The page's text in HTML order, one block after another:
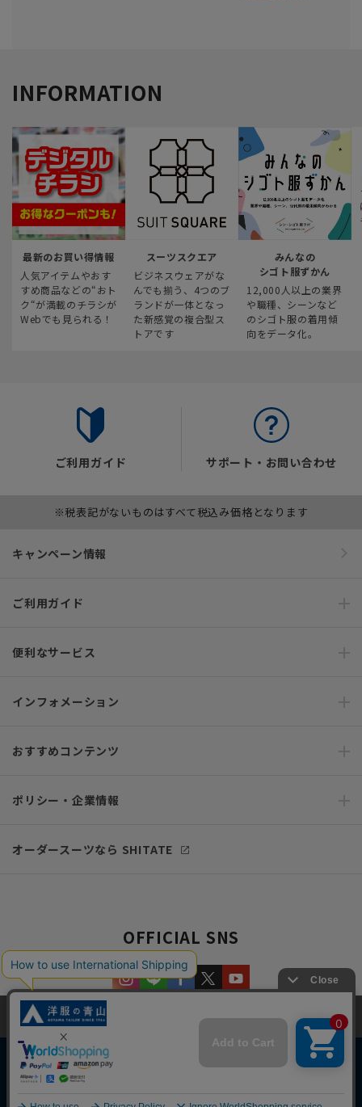
INFORMATION
最新のお買い得情報
人気アイテムやおす
すめ商品などの“おト
ク“が満載のチラシが
Webでも見られる！
スーツスクエア
ビジネスウェアがな
んでも揃う、4つのブ
ランドが一体となっ
た新感覚の複合型ス
トアです
みんなの
シゴト服ずかん
12,000人以上の業界
や職種、シーンなど
のシゴト服の着用傾
向をデータ化。
ご利用ガイド サポート・お問い合わせ
※税表記がないものはすべて税込み価格となります
キャンペーン情報
ご利用ガイド
便利なサービス
インフォメーション
おすすめコンテンツ
ポリシー・企業情報
オーダースーツなら SHITATE
OFFICIAL SNS
当サイトでは、快適な閲覧体験とコンテンツ改善のためにCookieを使用
しています。閲覧を続けることで、Cookieの使用に同意したものとみな
します。詳細については